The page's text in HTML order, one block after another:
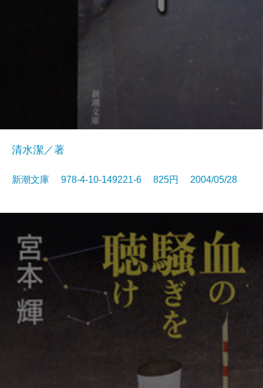
清水潔／著
新潮文庫 978-4-10-149221-6 825円 2004/05/28